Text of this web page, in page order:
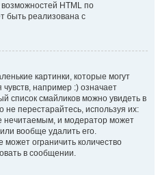
HTML по
быть реализована с
картинки, которые могут
например :) означает
список смайликов можно увидеть в
перестарайтесь, используя их:
нечитаемым, и модератор может
вообще удалить его.
ограничить количество
в сообщении.